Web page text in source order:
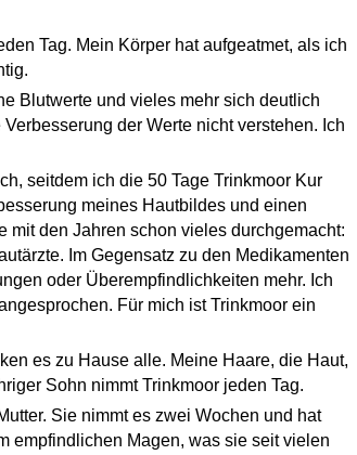
Tag. Mein Körper hat aufgeatmet, als ich
Blutwerte und vieles mehr sich deutlich
der Werte nicht verstehen. Ich
seitdem ich die 50 Tage Trinkmoor Kur
meines Hautbildes und einen
mit den Jahren schon vieles durchgemacht:
Im Gegensatz zu den Medikamenten
oder Überempfindlichkeiten mehr. Ich
Für mich ist Trinkmoor ein
es zu Hause alle. Meine Haare, die Haut,
Sohn nimmt Trinkmoor jeden Tag.
Sie nimmt es zwei Wochen und hat
empfindlichen Magen, was sie seit vielen